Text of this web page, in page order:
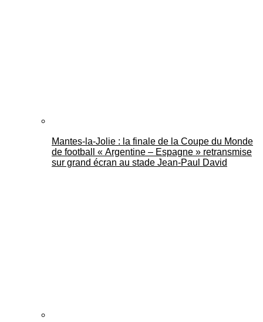
Mantes-la-Jolie : la finale de la Coupe du Monde
de football « Argentine – Espagne » retransmise
sur grand écran au stade Jean-Paul David